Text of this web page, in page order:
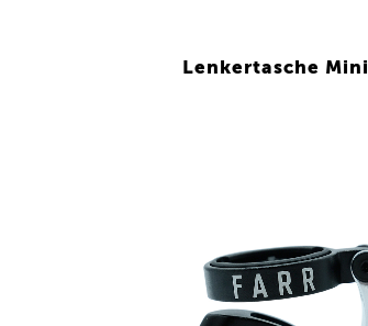
Lenkertasche Mini